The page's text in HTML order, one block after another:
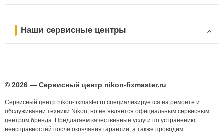
Наши сервисные центры
© 2026 — Сервисный центр nikon-fixmaster.ru
Сервисный центр nikon-fixmaster.ru специализируется на ремонте и
обслуживании техники Nikon, но не является официальным сервисным
центром бренда. Предлагаем качественные услуги по устранению
неисправностей после окончания гарантии, а также проводим